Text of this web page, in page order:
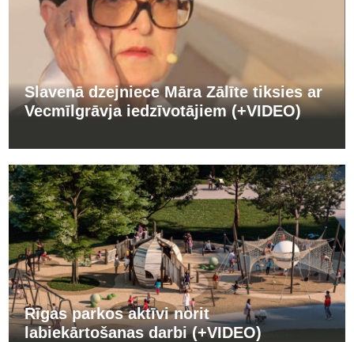
Slavenā dzejniece Māra Zālīte tiksies ar
Vecmīlgrāvja iedzīvotājiem (+VIDEO)
Rīgas parkos aktīvi norit
labiekārtošanas darbi (+VIDEO)